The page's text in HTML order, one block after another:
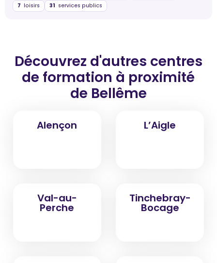
7 loisirs 31 services publics
Découvrez d'autres centres
de formation à proximité
de Bellême
Alençon L’Aigle
Val-au-
Perche
Tinchebray-
Bocage